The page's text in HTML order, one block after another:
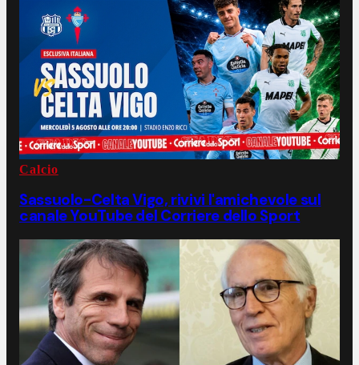
Calcio
Sassuolo-Celta Vigo, rivivi l'amichevole sul
canale YouTube del Corriere dello Sport